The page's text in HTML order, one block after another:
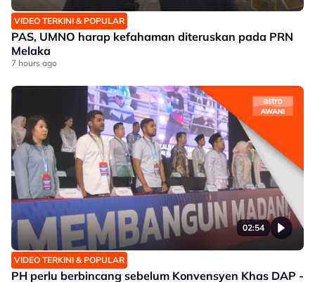
VIDEO TERKINI & POPULAR
PAS, UMNO harap kefahaman diteruskan pada PRN
Melaka
7 hours ago
02:54
VIDEO TERKINI & POPULAR
PH perlu berbincang sebelum Konvensyen Khas DAP -